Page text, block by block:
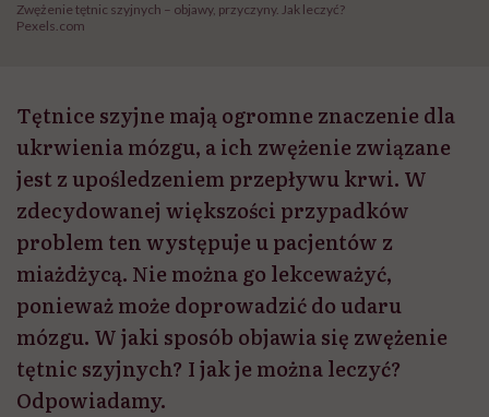
Zwężenie tętnic szyjnych – objawy, przyczyny. Jak leczyć?
Pexels.com
Tętnice szyjne mają ogromne znaczenie dla
ukrwienia mózgu, a ich zwężenie związane
jest z upośledzeniem przepływu krwi. W
zdecydowanej większości przypadków
problem ten występuje u pacjentów z
miażdżycą. Nie można go lekceważyć,
ponieważ może doprowadzić do udaru
mózgu. W jaki sposób objawia się zwężenie
tętnic szyjnych? I jak je można leczyć?
Odpowiadamy.